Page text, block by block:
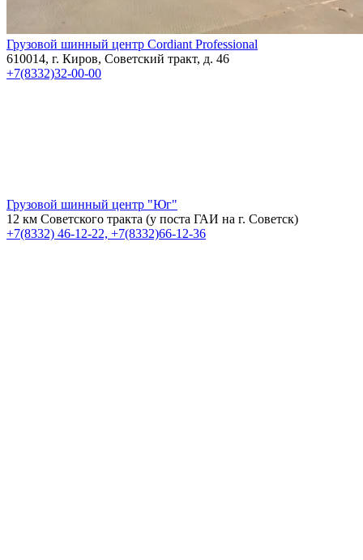
Грузовой шинный центр Cordiant Professional
610014, г. Киров, Советский тракт, д. 46
+7(8332)32-00-00
Грузовой шинный центр "Юг"
12 км Советского тракта (у поста ГАИ на г. Советск)
+7(8332) 46-12-22, +7(8332)66-12-36